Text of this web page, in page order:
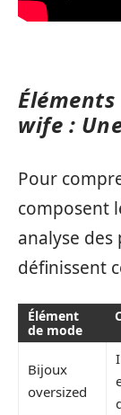
wife :
Pour
composent
analyse
définissent
Élément
de mode
Bijoux
oversized